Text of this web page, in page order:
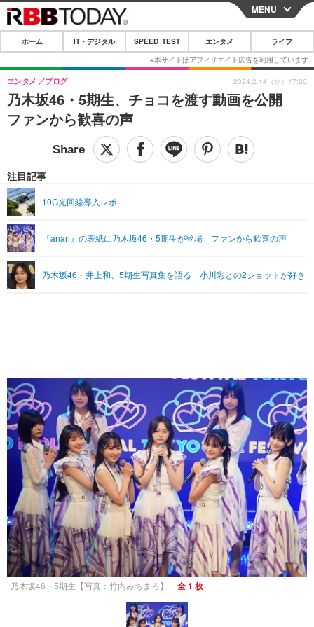
CLOSE
ホーム
IT・デジタル
IT・デジタルTOP スマートフォン
ショッピング その他
SPEED TEST
エンタメTOP 映画・ドラマ
グラビア ブログ
ショッピング その他
ライフTOP
リリース一覧
プッシュ通知の停止方法
MENU
ホーム IT・デジタル SPEED TEST エンタメ ライフ
乃木坂46・5期生、チョコを渡す動画を公開
ファンから歓喜の声
エンタメ ブログ
注目記事
10G光回線導入レポ
『anan』の表紙に乃木坂46・5期生が登場 ファンから歓喜の声
乃木坂46・井上和、5期生写真集を語る 小川彩との2ショットが好き
2024.2.14（水）17:26
乃木坂46・5期生【写真：竹内みちまろ】 全 1 枚